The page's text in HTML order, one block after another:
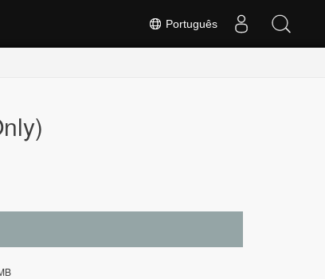
Português